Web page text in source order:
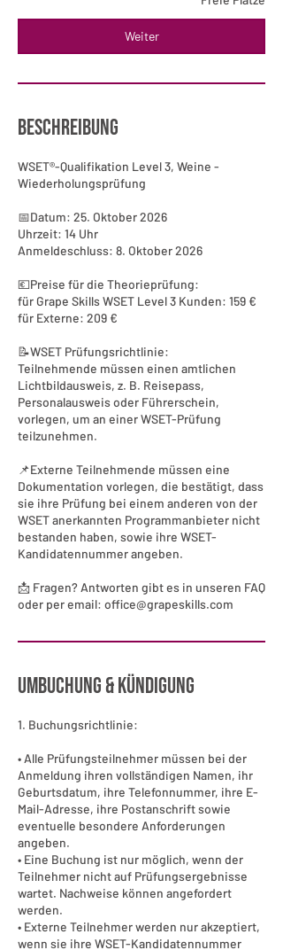
Weiter
Beschreibung
WSET®-Qualifikation Level 3, Weine -
Wiederholungsprüfung
📅Datum: 25. Oktober 2026
Uhrzeit: 14 Uhr
Anmeldeschluss: 8. Oktober 2026
💶Preise für die Theorieprüfung:
für Grape Skills WSET Level 3 Kunden: 159 €
für Externe: 209 €
📝WSET Prüfungsrichtlinie:
Teilnehmende müssen einen amtlichen
Lichtbildausweis, z. B. Reisepass,
Personalausweis oder Führerschein,
vorlegen, um an einer WSET-Prüfung
teilzunehmen.
📌Externe Teilnehmende müssen eine
Dokumentation vorlegen, die bestätigt, dass
sie ihre Prüfung bei einem anderen von der
WSET anerkannten Programmanbieter nicht
bestanden haben, sowie ihre WSET-
Kandidatennummer angeben.
📩 Fragen? Antworten gibt es in unseren FAQ
oder per email: office@grapeskills.com
Umbuchung & Kündigung
1. Buchungsrichtlinie:
• Alle Prüfungsteilnehmer müssen bei der
Anmeldung ihren vollständigen Namen, ihr
Geburtsdatum, ihre Telefonnummer, ihre E-
Mail-Adresse, ihre Postanschrift sowie
eventuelle besondere Anforderungen
angeben.
• Eine Buchung ist nur möglich, wenn der
Teilnehmer nicht auf Prüfungsergebnisse
wartet. Nachweise können angefordert
werden.
• Externe Teilnehmer werden nur akzeptiert,
wenn sie ihre WSET-Kandidatennummer